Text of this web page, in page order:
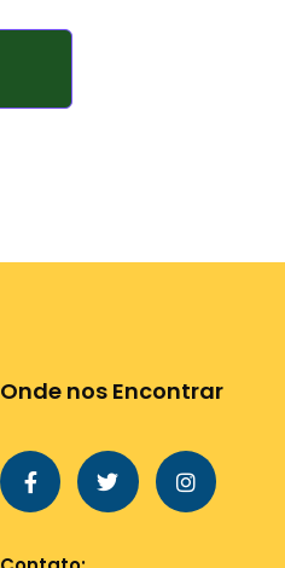
Onde nos Encontrar